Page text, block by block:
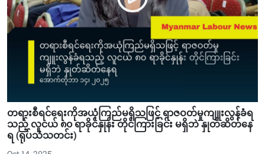
တရားစီရင်ရေးကိုအယုံကြည်မရှိသဖြင့် ရာဇဝတ်မှုကျူးလွန်ခံရ
သည့် လူငယ် ၈၀ ရာခိုင်နှုန်း တိုင်ကြားခြင်း မရှိဘဲ နှုတ်ဆိတ်နေ
ရ (ရုပ်သံသတင်း)